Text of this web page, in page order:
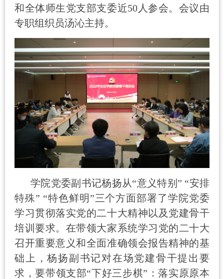
和全体师生党支部支委近50 人参会。会议由
专职组织员汤沁主持。
学院党委副书记杨扬从“意义特别 ” “安排
特殊” “特色鲜明”三个方面部署了学院党委
学习贯彻落实党的二十大精神以及党建骨干
培训要求。在带领大家系统学习党的二十大
召开重要意义和全面准确领会报告精神的基
础上，杨扬副书记对在场党建骨干提出要
求，要带领支部“下好三步棋”：落实原原本